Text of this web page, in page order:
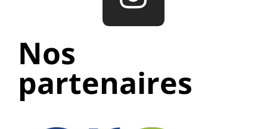
Nos
partenaires